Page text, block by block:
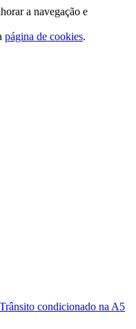
a navegação e
página de cookies.
condicionado na A5